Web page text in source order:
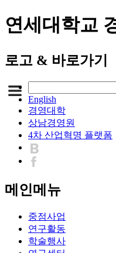
연세대학교
로고 & 바로가기
English
경영대학
상남경영원
4차 산업혁명 플랫폼
메인메뉴
중점사업
연구활동
학술행사